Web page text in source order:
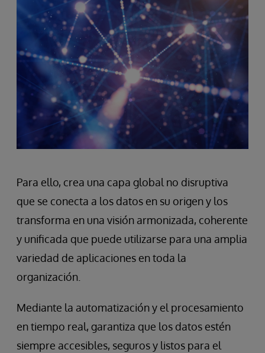
Para ello, crea una capa global no disruptiva
que se conecta a los datos en su origen y los
transforma en una visión armonizada, coherente
y unificada que puede utilizarse para una amplia
variedad de aplicaciones en toda la
organización.
Mediante la automatización y el procesamiento
en tiempo real, garantiza que los datos estén
siempre accesibles, seguros y listos para el